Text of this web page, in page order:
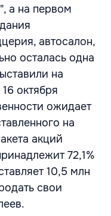
а на первом
автосалон,
осталась одна
на
октября
ожидает
на
акций
72,1%
10,5 млн
свои